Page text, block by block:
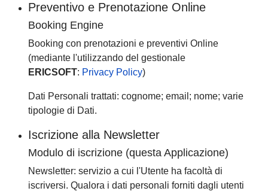
Preventivo e Prenotazione Online
Booking Engine
Booking con prenotazioni e preventivi Online
(mediante l'utilizzando del gestionale
ERICSOFT: Privacy Policy)
Dati Personali trattati: cognome; email; nome; varie
tipologie di Dati.
Iscrizione alla Newsletter
Modulo di iscrizione (questa Applicazione)
Newsletter: servizio a cui l'Utente ha facoltà di
iscriversi. Qualora i dati personali forniti dagli utenti